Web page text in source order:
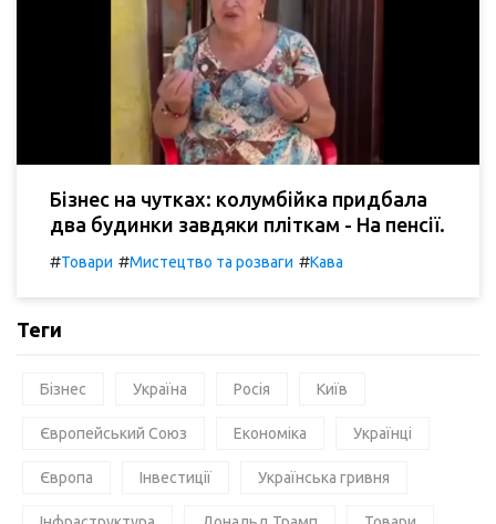
Бізнес на чутках: колумбійка придбала
два будинки завдяки пліткам - На пенсії.
#Товари #Мистецтво та розваги #Кава
Теги
Бізнес Україна Росія Київ
Європейський Союз Економіка Українці
Європа Інвестиції Українська гривня